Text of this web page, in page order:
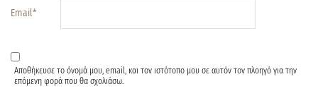
Email*
Αποθήκευσε το όνομά μου, email, και τον ιστότοπο μου σε αυτόν τον πλοηγό για την
επόμενη φορά που θα σχολιάσω.